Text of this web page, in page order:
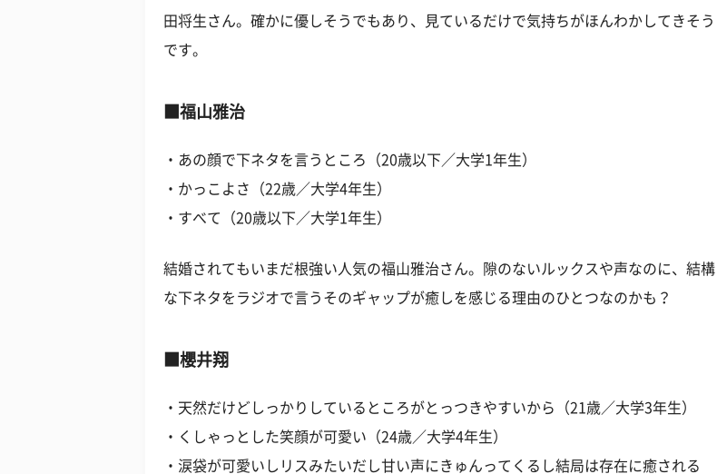
田将生さん。確かに優しそうでもあり、見ているだけで気持ちがほんわかしてきそう
です。
■福山雅治
・あの顔で下ネタを言うところ（20歳以下／大学1年生）
・かっこよさ（22歳／大学4年生）
・すべて（20歳以下／大学1年生）
結婚されてもいまだ根強い人気の福山雅治さん。隙のないルックスや声なのに、結構
な下ネタをラジオで言うそのギャップが癒しを感じる理由のひとつなのかも？
■櫻井翔
・天然だけどしっかりしているところがとっつきやすいから（21歳／大学3年生）
・くしゃっとした笑顔が可愛い（24歳／大学4年生）
・涙袋が可愛いしリスみたいだし甘い声にきゅんってくるし結局は存在に癒される